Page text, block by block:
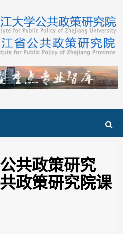
共政策研究
政策研究院课